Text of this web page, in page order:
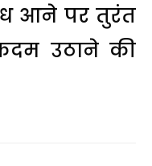
आने पर तुरंत
उठाने की